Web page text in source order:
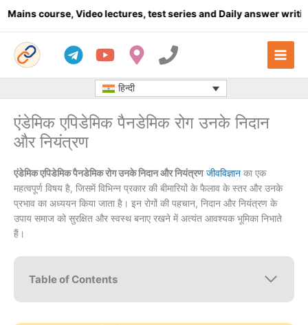
Video lectures, test series and Daily answer writing- Click
हिन्दी
एंडेमिक एपिडेमिक पैनडेमिक रोग उनके निदान
और नियंत्रण
एंडेमिक एपिडेमिक पैनडेमिक रोग उनके निदान और नियंत्रण जीवविज्ञान का एक
महत्वपूर्ण विषय है, जिसमें विभिन्न प्रकार की बीमारियों के फैलाव के स्तर और उनके
प्रभाव का अध्ययन किया जाता है। इन रोगों की पहचान, निदान और नियंत्रण के
उपाय समाज को सुरक्षित और स्वस्थ बनाए रखने में अत्यंत आवश्यक भूमिका निभाते
हैं।
Table of Contents